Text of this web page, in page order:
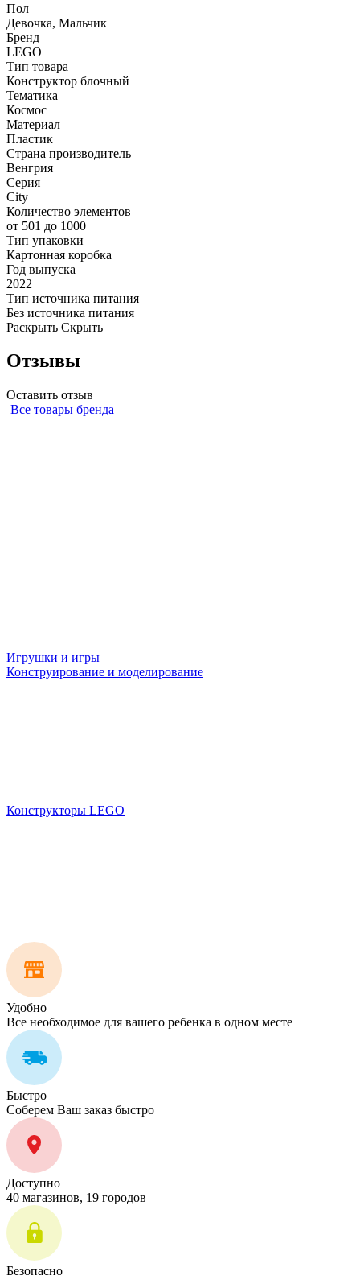
Пол
Девочка, Мальчик
Бренд
LEGO
Тип товара
Конструктор блочный
Тематика
Космос
Материал
Пластик
Страна производитель
Венгрия
Серия
City
Количество элементов
от 501 до 1000
Тип упаковки
Картонная коробка
Год выпуска
2022
Тип источника питания
Без источника питания
Раскрыть Скрыть
Отзывы
Оставить отзыв
Все товары бренда
Игрушки и игры
Конструирование и моделирование
Конструкторы LEGO
Удобно
Все необходимое для вашего ребенка в одном месте
Быстро
Соберем Ваш заказ быстро
Доступно
40 магазинов, 19 городов
Безопасно